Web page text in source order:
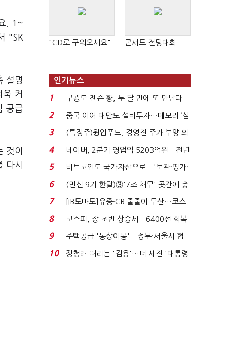
. 1~
"SK
설명
커
공급
것이
다시
"CD로 구워오세요" 콘서트 전당대회
인기뉴스
1
구광모-젠슨 황, 두 달 만에 또 만난다…
로봇·AI 등 논...
2
중국 이어 대만도 설비투자…메모리 ‘삼
국전쟁’
3
(특징주)윙입푸드, 경영진 주가 부양 의
지에 상한가...
4
네이버, 2분기 영업익 5203억원…전년
비 0.2% 감소...
5
비트코인도 국가자산으로…'보관·평가·
처분' 기준은 ...
6
(민선 9기 한달)③'7조 채무' 곳간에 충
격…추미애, 20년...
7
[IB토마토]유증·CB 줄줄이 무산…코스
닥 벌점 급증에 ...
8
코스피, 장 초반 상승세…6400선 회복
시도
9
주택공급 '동상이몽'…정부·서울시 협
력 없으면 '공수표'...
10
정청래 때리는 '김용'…더 세진 '대통령